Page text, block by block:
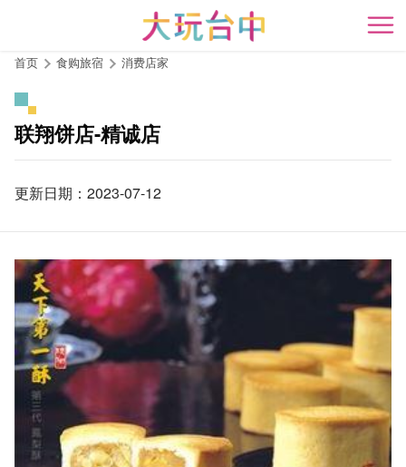
开
首页 食购旅宿 消费店家
联翔饼店-精诚店
更新日期：2023-07-12